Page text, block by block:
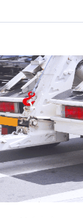
人情報
の管理、給与支
手続きのため、当
、営業情報の提
、およびこれら